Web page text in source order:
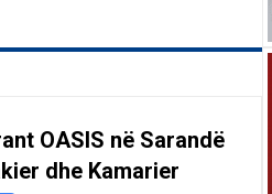
OASIS në Sarandë
dhe Kamarier